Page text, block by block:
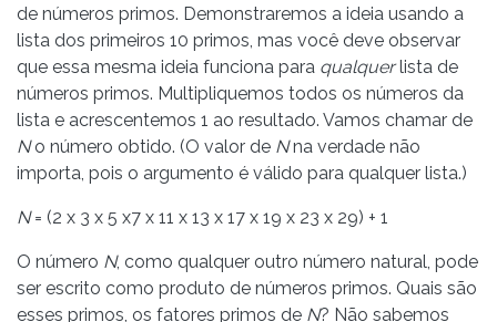
de números primos. Demonstraremos a ideia usando a
lista dos primeiros 10 primos, mas você deve observar
que essa mesma ideia funciona para qualquerlista de
números primos. Multipliquemos todos os números da
lista e acrescentemos 1 ao resultado. Vamos chamar de
No número obtido. (O valor de Nna verdade não
importa, pois o argumento é válido para qualquer lista.)
N= (2 x 3 x 5 x7 x 11 x 13 x 17 x 19 x 23 x 29) + 1
O número N, como qualquer outro número natural, pode
ser escrito como produto de números primos. Quais são
esses primos, os fatores primos de N? Não sabemos